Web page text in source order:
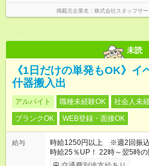
掲載元企業名 株式会社スタッフサ
未読
《1日だけの単発もOK》
什器搬入出
アルバイト 職種未経験OK 社会人未
ブランクOK
WEB登録・面接OK
給与
時給1250円以上 ※週2回振
時給25％UP！ 22時～翌5時の